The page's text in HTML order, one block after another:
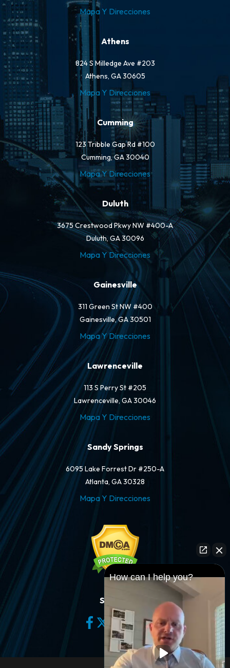
Mapa Y Direcciones
Athens
824 S Milledge Ave #203
Athens, GA 30605
Mapa Y Direcciones
Cumming
123 Tribble Gap Rd #100
Cumming, GA 30040
Mapa Y Direcciones
Duluth
3675 Crestwood Pkwy NW #400-A
Duluth, GA 30096
Mapa Y Direcciones
Gainesville
311 Green St NW #400
Gainesville, GA 30501
Mapa Y Direcciones
Lawrenceville
113 S Perry St #205
Lawrenceville, GA 30046
Mapa Y Direcciones
Sandy Springs
6095 Lake Forrest Dr #250-A
Atlanta, GA 30328
Mapa Y Direcciones
Síganos
How can I help you?